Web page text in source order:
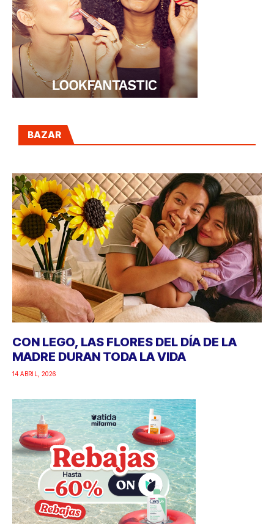
BAZAR
CON LEGO, LAS FLORES DEL DÍA DE LA
MADRE DURAN TODA LA VIDA
14 ABRIL, 2026